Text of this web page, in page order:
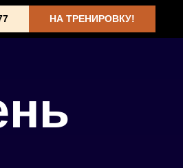
НА ТРЕНИРОВКУ!